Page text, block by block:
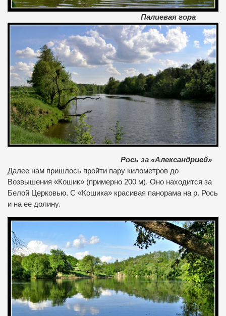
Палиевая гора
Рось за «Александрией»
Далее нам пришлось пройти пару километров до
Возвышения «Кошик» (примерно 200 м). Оно находится за
Белой Церковью. С «Кошика» красивая панорама на р. Рось
и на ее долину.